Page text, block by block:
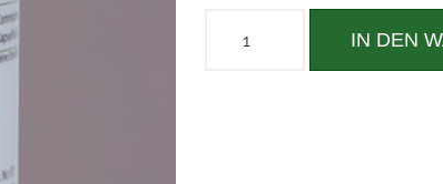
IN DEN